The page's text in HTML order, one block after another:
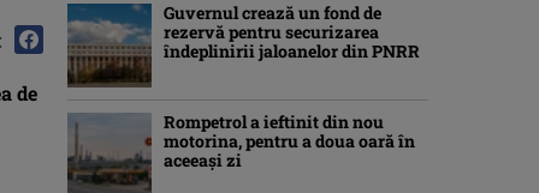
de
Guvernul crează un fond de
rezervă pentru securizarea
îndeplinirii jaloanelor din PNRR
Rompetrol a ieftinit din nou
motorina, pentru a doua oară în
aceeași zi